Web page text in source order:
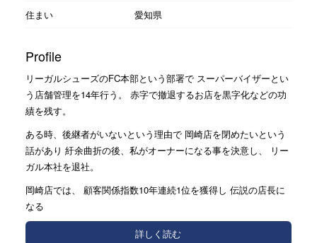
住まい
愛知県
Profile
リーガルシューズのFC本部という部署で スーパーバイザーとい
う店舗管理を14年行う。 赤字で撤退するお店を黒字化などの功
績を残す。
ある時、後継者がいないという理由で 岡崎店を閉めたいという
話があり 紆余曲折の後、私がオーナーになる事を決意し、 リー
ガル本社を退社。
岡崎店では、 顧客関係指数10年連続1位を獲得し 伝説の店長に
なる
詳しく読む